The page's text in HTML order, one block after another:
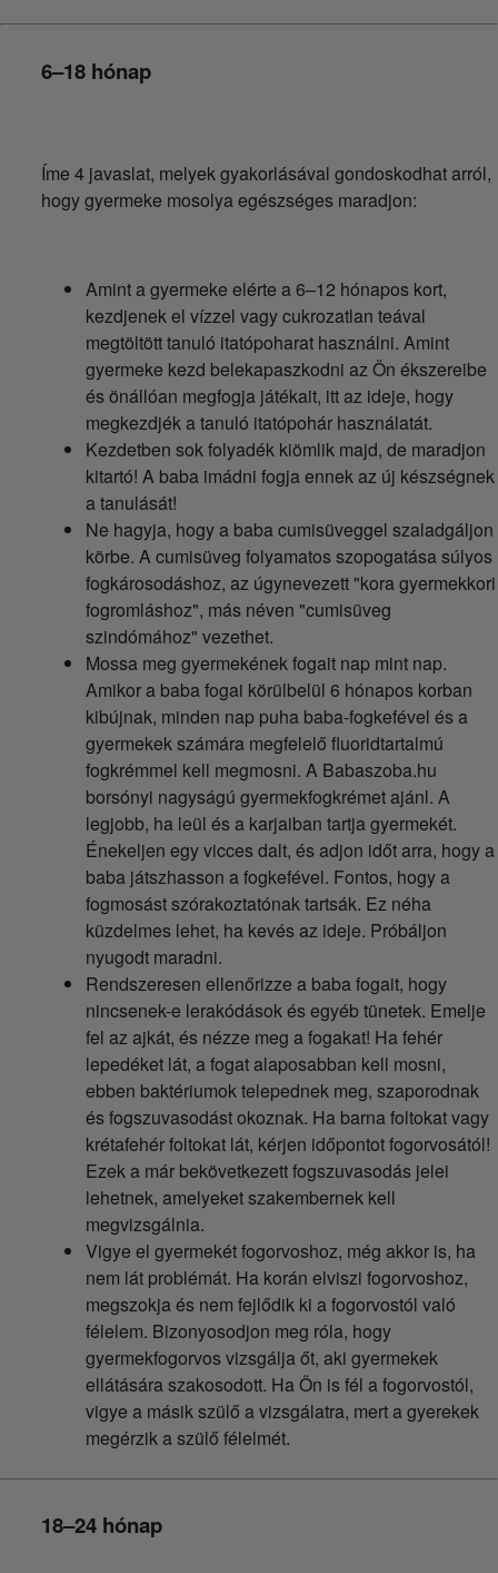
6–18 hónap
Íme 4 javaslat, melyek gyakorlásával gondoskodhat arról,
hogy gyermeke mosolya egészséges maradjon:
Amint a gyermeke elérte a 6–12 hónapos kort,
kezdjenek el vízzel vagy cukrozatlan teával
megtöltött tanuló itatópoharat használni. Amint
gyermeke kezd belekapaszkodni az Ön ékszereibe
és önállóan megfogja játékait, itt az ideje, hogy
megkezdjék a tanuló itatópohár használatát.
Kezdetben sok folyadék kiömlik majd, de maradjon
kitartó! A baba imádni fogja ennek az új készségnek
a tanulását!
Ne hagyja, hogy a baba cumisüveggel szaladgáljon
körbe. A cumisüveg folyamatos szopogatása súlyos
fogkárosodáshoz, az úgynevezett "kora gyermekkori
fogromláshoz", más néven "cumisüveg
szindómához" vezethet.
Mossa meg gyermekének fogait nap mint nap.
Amikor a baba fogai körülbelül 6 hónapos korban
kibújnak, minden nap puha baba-fogkefével és a
gyermekek számára megfelelő fluoridtartalmú
fogkrémmel kell megmosni. A Babaszoba.hu
borsónyi nagyságú gyermekfogkrémet ajánl. A
legjobb, ha leül és a karjaiban tartja gyermekét.
Énekeljen egy vicces dalt, és adjon időt arra, hogy a
baba játszhasson a fogkefével. Fontos, hogy a
fogmosást szórakoztatónak tartsák. Ez néha
küzdelmes lehet, ha kevés az ideje. Próbáljon
nyugodt maradni.
Rendszeresen ellenőrizze a baba fogait, hogy
nincsenek-e lerakódások és egyéb tünetek. Emelje
fel az ajkát, és nézze meg a fogakat! Ha fehér
lepedéket lát, a fogat alaposabban kell mosni,
ebben baktériumok telepednek meg, szaporodnak
és fogszuvasodást okoznak. Ha barna foltokat vagy
krétafehér foltokat lát, kérjen időpontot fogorvosától!
Ezek a már bekövetkezett fogszuvasodás jelei
lehetnek, amelyeket szakembernek kell
megvizsgálnia.
Vigye el gyermekét fogorvoshoz, még akkor is, ha
nem lát problémát. Ha korán elviszi fogorvoshoz,
megszokja és nem fejlődik ki a fogorvostól való
félelem. Bizonyosodjon meg róla, hogy
gyermekfogorvos vizsgálja őt, aki gyermekek
ellátására szakosodott. Ha Ön is fél a fogorvostól,
vigye a másik szülő a vizsgálatra, mert a gyerekek
megérzik a szülő félelmét.
18–24 hónap